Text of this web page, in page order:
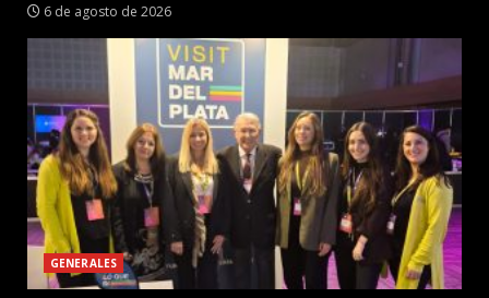
6 de agosto de 2026
GENERALES